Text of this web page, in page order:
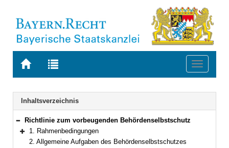
Zur
BAYERN.RECHT
Zur
letzten
Suche
Toggle
Navigation
Inhaltsverzeichnis
Bereich reduzieren
Richtlinie zum vorbeugenden Behördenselbstschutz
Bereich erweitern
1. Rahmenbedingungen
2. Allgemeine Aufgaben des Behördenselbstschutzes